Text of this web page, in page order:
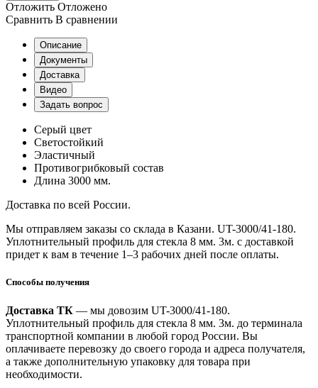
Отложить Отложено
Сравнить В сравнении
Описание
Документы
Доставка
Видео
Задать вопрос
Серый цвет
Светостойкий
Эластичный
Противогрибковый состав
Длина 3000 мм.
Доставка по всей России.
Мы отправляем заказы со склада в Казани. UT-3000/41-180.
Уплотнительный профиль для стекла 8 мм. 3м. с доставкой
придет к вам в течение 1–3 рабочих дней после оплаты.
Способы получения
Доставка ТК — мы довозим UT-3000/41-180.
Уплотнительный профиль для стекла 8 мм. 3м. до терминала
транспортной компании в любой город России. Вы
оплачиваете перевозку до своего города и адреса получателя,
а также дополнительную упаковку для товара при
необходимости.